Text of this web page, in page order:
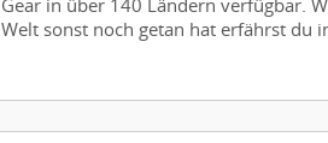
Gear in über 140 Ländern verfügbar.
Welt sonst noch getan hat erfährst du